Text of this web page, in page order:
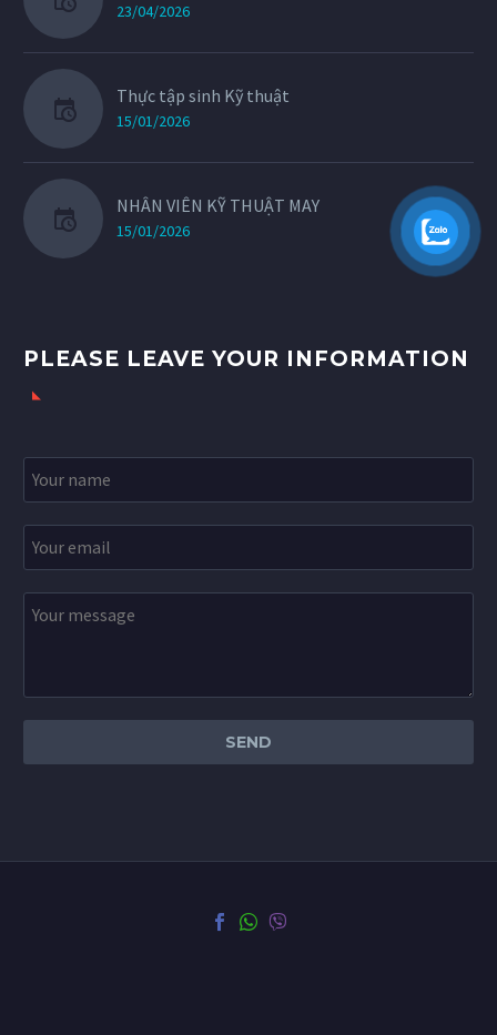
23/04/2026
Thực tập sinh Kỹ thuật
15/01/2026
NHÂN VIÊN KỸ THUẬT MAY
15/01/2026
PLEASE LEAVE YOUR INFORMATION